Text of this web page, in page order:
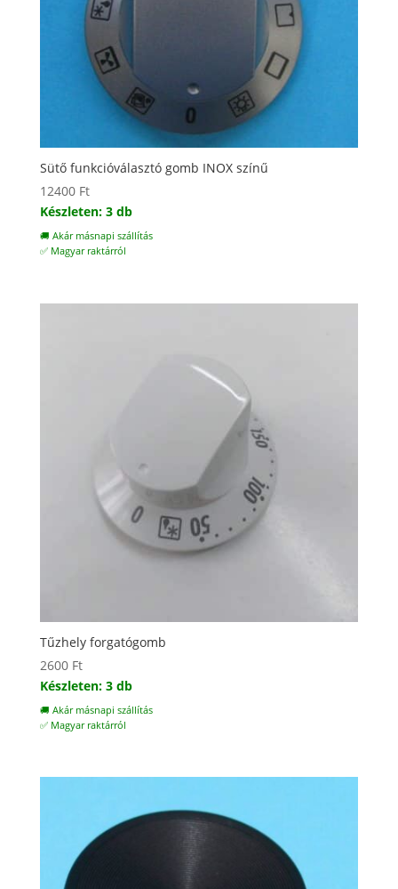
Sütő funkcióválasztó gomb INOX színű
12400 Ft
Készleten: 3 db
🚚 Akár másnapi szállítás
✅ Magyar raktárról
Tűzhely forgatógomb
2600 Ft
Készleten: 3 db
🚚 Akár másnapi szállítás
✅ Magyar raktárról